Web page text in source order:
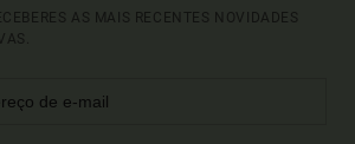
AS MAIS RECENTES NOVIDADES